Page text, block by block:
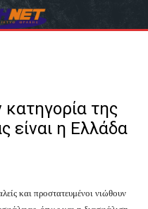
της
είναι η Ελλάδα
και προστατευμένοι νιώθουν